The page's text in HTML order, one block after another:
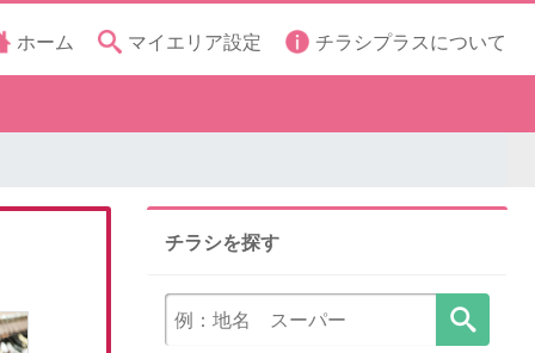
ホーム マイエリア設定 チラシプラスについて
チラシを探す